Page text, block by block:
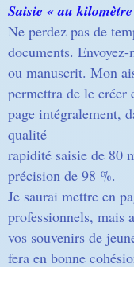
Saisie « au
Ne perdez pas de
documents.
ou manuscrit. Mon
permettra de le créer
page intégralement,
qualité
rapidité saisie de 80
précision de 98 %.
Je saurai mettre en
professionnels, mais
vos souvenirs de
fera en bonne